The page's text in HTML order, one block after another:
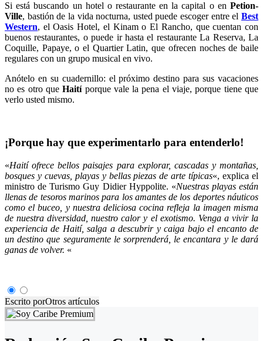
Si está buscando un hotel o restaurante en la capital o enPetion-
Ville, bastión de la vida nocturna, usted puede escoger entre el Best
Western, el Oasis Hotel, el Kinam o El Rancho, que cuentan con
buenos restaurantes, o puede ir hasta el restaurante La Reserva, La
Coquille, Papaye, o el Quartier Latin, que ofrecen noches de baile
regulares con un grupo musical en vivo.
Anótelo en su cuadernillo: el próximo destino para sus vacaciones
no es otro queHaitíporque vale la pena el viaje, porque tiene que
verlo usted mismo.
¡Porque hay que experimentarlo para entenderlo!
«Haití ofrece bellos paisajes para explorar, cascadas y montañas,
bosques y cuevas, playas y bellas piezas de arte típicas«, explica el
ministro de Turismo Guy Didier Hyppolite. «Nuestras playas están
llenas de tesoros marinos para los amantes de los deportes náuticos
como el buceo, y nuestra deliciosa cocina refleja la imagen misma
de nuestra diversidad, nuestro calor y el exotismo. Venga a vivir la
experiencia de Haití, salga a descubrir y caiga bajo el encanto de
un destino que seguramente le sorprenderá, le encantara y le dará
ganas de volver. «
Escrito porOtros artículos